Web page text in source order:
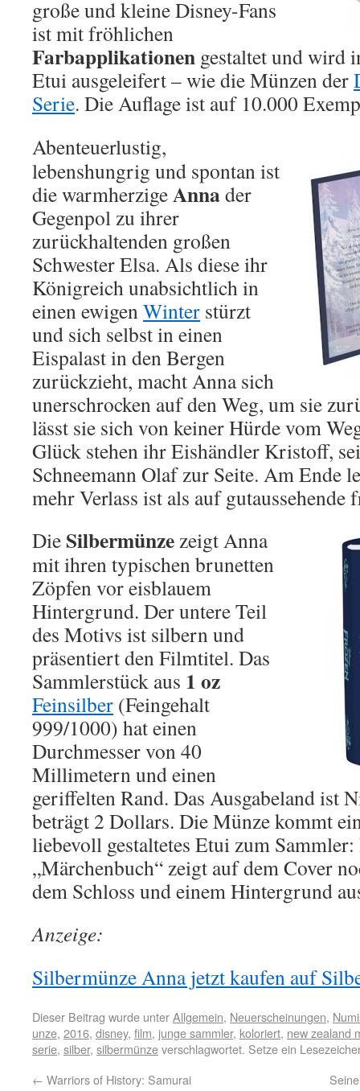
große und kleine Disney-Fans
ist mit fröhlichen
Farbapplikationen gestaltet und wird
Etui ausgeleifert – wie die Münzen der
Serie. Die Auflage ist auf 10.000
Abenteuerlustig,
lebenshungrig und spontan ist
die warmherzigeAnnader
Gegenpol zu ihrer
zurückhaltenden großen
Schwester Elsa. Als diese ihr
Königreich unabsichtlich in
einen ewigenWinter stürzt
und sich selbst in einen
Eispalast in den Bergen
zurückzieht, macht Anna sich
unerschrocken auf den Weg, um sie
lässt sie sich von keiner Hürde vom
Glück stehen ihr Eishändler Kristoff,
Schneemann Olaf zur Seite. Am Ende
mehr Verlass ist als auf gutaussehende
Die Silbermünzezeigt Anna
mit ihren typischen brunetten
Zöpfen vor eisblauem
Hintergrund. Der untere Teil
des Motivs ist silbern und
präsentiert den Filmtitel. Das
Sammlerstück aus 1 oz
Feinsilber (Feingehalt
999/1000) hat einen
Durchmesser von 40
Millimetern und einen
geriffelten Rand. Das Ausgabeland ist
beträgt 2 Dollars. Die Münze kommt
liebevoll gestaltetes Etui zum Sammler:
„Märchenbuch“ zeigt auf dem Cover
dem Schloss und einem Hintergrund
Anzeige:
Silbermünze Anna jetzt kaufen auf
Dieser Beitrag wurde unterAllgemein, Neuerscheinungen,
unze, 2016, disney, film, junge sammler, koloriert, new zealand
serie, silber, silbermünzeverschlagwortet. Setze ein
← Warriors of History: Samurai